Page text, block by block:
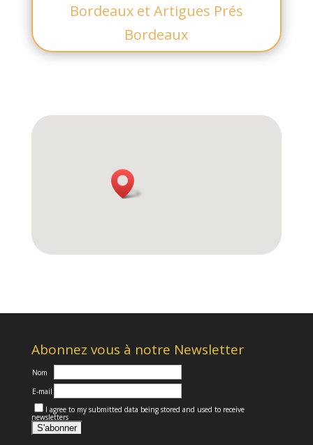
Bordeaux et Artigues Prés
Bordeaux
Abonnez vous à notre Newsletter
Nom
E-mail
I agree to my submitted data being stored and used to receive
newsletters